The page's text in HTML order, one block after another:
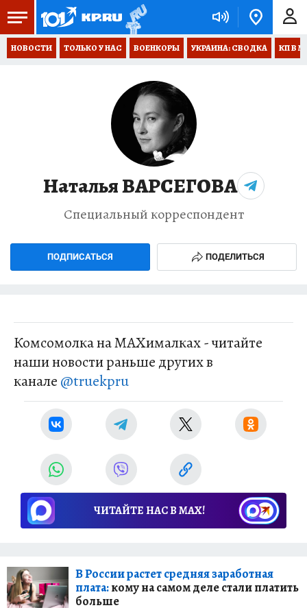
НОВОСТИ ТОЛЬКО У НАС ВОЕНКОРЫ УКРАИНА: СВОДКА КП В
Наталья ВАРСЕГОВА
Специальный корреспондент
ПОДПИСАТЬСЯ ПОДЕЛИТЬСЯ
Комсомолка на MAXималках - читайте
наши новости раньше других в
канале @truekpru
ЧИТАЙТЕ НАС В МАХ!
В России растет средняя заработная
плата:кому на самом деле стали платить
больше